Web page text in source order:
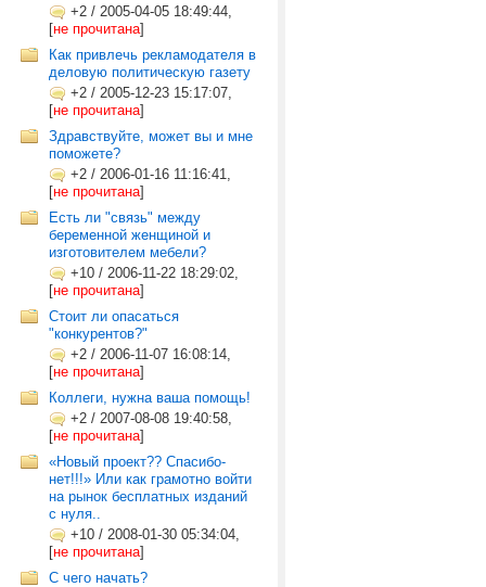
+2 / 2005-04-05 18:49:44,
[не прочитана]
Как привлечь рекламодателя в
деловую политическую газету
+2 / 2005-12-23 15:17:07,
[не прочитана]
Здравствуйте, может вы и мне
поможете?
+2 / 2006-01-16 11:16:41,
[не прочитана]
Есть ли "связь" между
беременной женщиной и
изготовителем мебели?
+10 / 2006-11-22 18:29:02,
[не прочитана]
Стоит ли опасаться
"конкурентов?"
+2 / 2006-11-07 16:08:14,
[не прочитана]
Коллеги, нужна ваша помощь!
+2 / 2007-08-08 19:40:58,
[не прочитана]
«Новый проект?? Спасибо-
нет!!!» Или как грамотно войти
на рынок бесплатных изданий
с нуля..
+10 / 2008-01-30 05:34:04,
[не прочитана]
С чего начать?